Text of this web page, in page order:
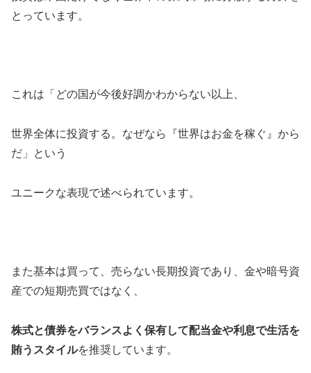
とっています。
これは「どの国が今後好調かわからない以上、
世界全体に投資する。なぜなら『世界はお金を稼ぐ』から
だ」という
ユニークな表現で述べられています。
また基本は買って、売らない長期投資であり、金や暗号資
産での短期売買ではなく、
株式と債券をバランスよく保有して配当金や利息で生活を
賄うスタイルを推奨しています。